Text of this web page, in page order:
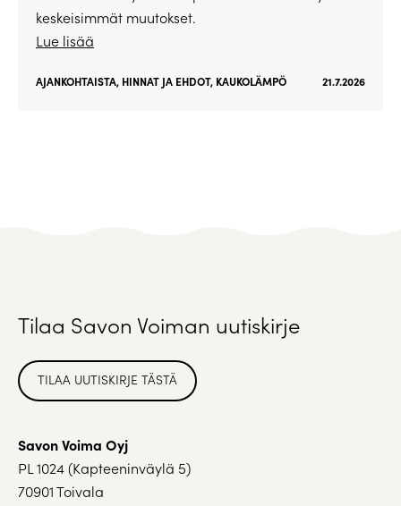
keskeisimmät muutokset.
Lue lisää
AJANKOHTAISTA, HINNAT JA EHDOT, KAUKOLÄMPÖ 21.7.2026
Tilaa Savon Voiman uutiskirje
TILAA UUTISKIRJE TÄSTÄ
Savon Voima Oyj
PL 1024 (Kapteeninväylä 5)
70901 Toivala